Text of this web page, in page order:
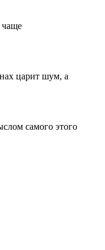
чаще
царит шум, а
самого этого